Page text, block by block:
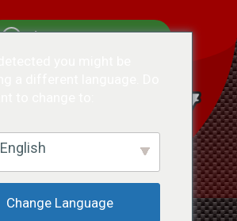
Chatten Sie mit uns
English
Change Language